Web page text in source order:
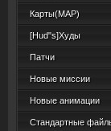
Карты(MAP)
[Hud"s]Худы
Патчи
Новые миссии
Новые анимации
Стандартные